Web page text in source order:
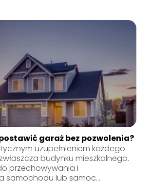
garaż bez pozwolenia?
uzupełnieniem każdego
budynku mieszkalnego.
przechowywania i
samochodu lub samoc...